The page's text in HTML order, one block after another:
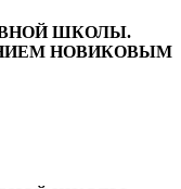
ШКОЛЫ.
НОВИКОВЫМ